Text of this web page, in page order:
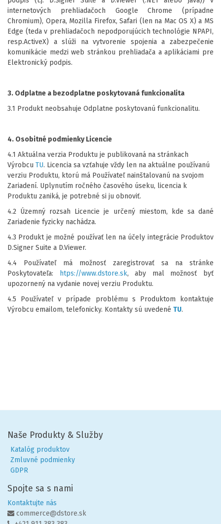
internetových prehliadačoch Google Chrome (prípadne
Chromium), Opera, Mozilla Firefox, Safari (len na Mac OS X) a MS
Edge (teda v prehliadačoch nepodporujúcich technológie NPAPI,
resp.ActiveX) a slúži na vytvorenie spojenia a zabezpečenie
komunikácie medzi web stránkou prehliadača a aplikáciami pre
Elektronický podpis.
3. Odplatne a bezodplatne poskytovaná funkcionalita
3.1 Produkt neobsahuje Odplatne poskytovanú funkcionalitu.
4. Osobitné podmienky Licencie
4.1 Aktuálna verzia Produktu je publikovaná na stránkach
Výrobcu TU. Licencia sa vzťahuje vždy len na aktuálne používanú
verziu Produktu, ktorú má Používateľ nainštalovanú na svojom
Zariadení. Uplynutím ročného časového úseku, licencia k
Produktu zaniká, je potrebné si ju obnoviť.
4.2 Územný rozsah Licencie je určený miestom, kde sa dané
Zariadenie fyzicky nachádza.
4.3 Produkt je možné používať len na účely integrácie Produktov
D.Signer Suite a D.Viewer.
4.4 Používateľ má možnosť zaregistrovať sa na stránke
Poskytovateľa:
htps://www.dstore.sk, aby mal možnosť byť
upozornený na vydanie novej verziu Produktu.
4.5 Používateľ v prípade problému s Produktom kontaktuje
Výrobcu emailom, telefonicky. Kontakty sú uvedené TU.
Naše Produkty & Služby
Katalóg produktov
Zmluvné podmienky
GDPR
Spojte sa s nami
Kontaktujte nás
commerce@dstore.sk